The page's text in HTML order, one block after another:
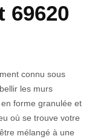
69620
connu sous
les murs
forme granulée et
où se trouve votre
mélangé à une